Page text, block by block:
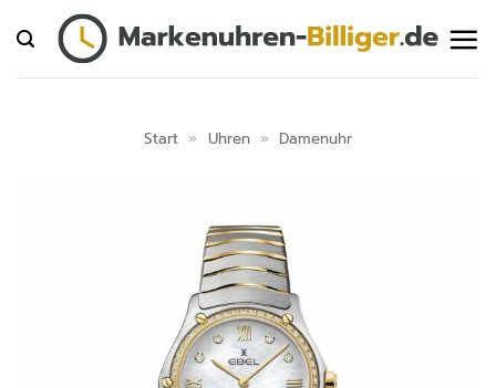
Inhalt
springen
Start » Uhren » Damenuhr